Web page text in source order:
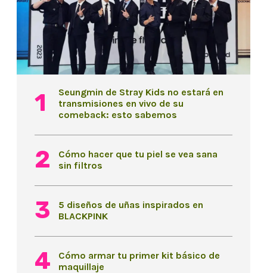
Seungmin de Stray Kids no estará en
transmisiones en vivo de su
comeback: esto sabemos
Cómo hacer que tu piel se vea sana
sin filtros
5 diseños de uñas inspirados en
BLACKPINK
Cómo armar tu primer kit básico de
maquillaje